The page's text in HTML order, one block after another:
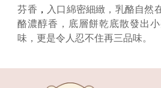
芬香 ， 入口綿密細緻，乳酪自然
酪濃醇香，底層餅乾底散發出
味，更是令人忍不住再三品味。